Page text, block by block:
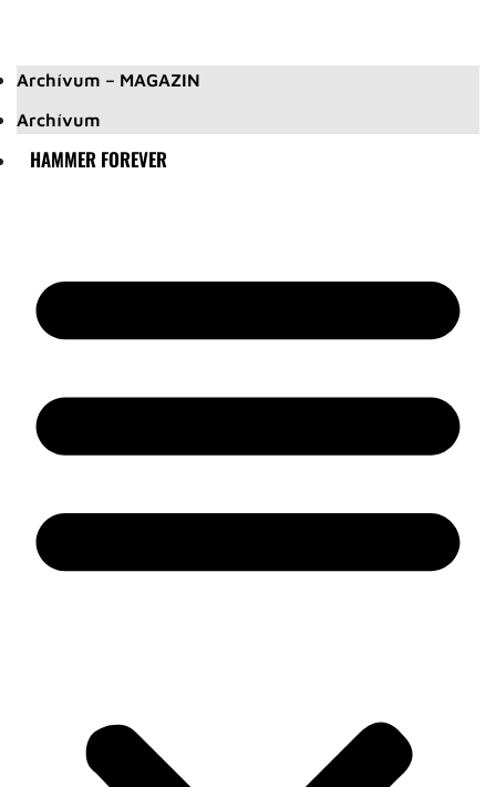
Archívum – MAGAZIN
Archívum
HAMMER FOREVER